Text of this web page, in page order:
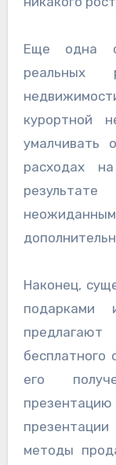
Еще одна
реальных
курортной
умалчивать
расходах
Наконец,
подарками
его
методы